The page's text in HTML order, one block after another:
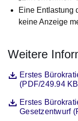
Eine Entlastung
keine Anzeige
Weitere
Erstes
(PDF/249.94
Öffnet sich in
Erstes
Gesetzentwurf
Öffnet sich in